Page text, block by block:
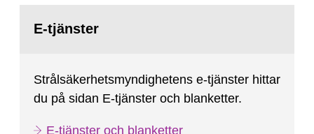
sida:E-tjänster
Strålsäkerhetsmyndighetens e-tjänster hittar
du på sidan E-tjänster och blanketter.
E-tjänster och blanketter